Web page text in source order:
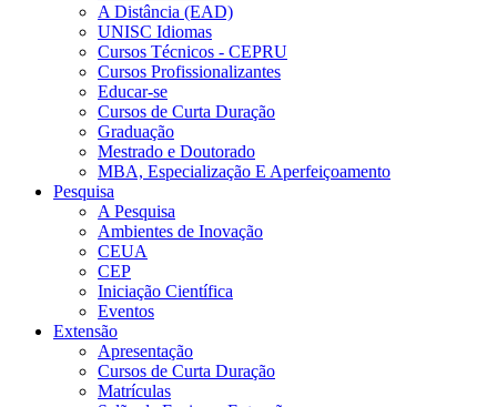
A Distância (EAD)
UNISC Idiomas
Cursos Técnicos - CEPRU
Cursos Profissionalizantes
Educar-se
Cursos de Curta Duração
Graduação
Mestrado e Doutorado
MBA, Especialização E Aperfeiçoamento
Pesquisa
A Pesquisa
Ambientes de Inovação
CEUA
CEP
Iniciação Científica
Eventos
Extensão
Apresentação
Cursos de Curta Duração
Matrículas